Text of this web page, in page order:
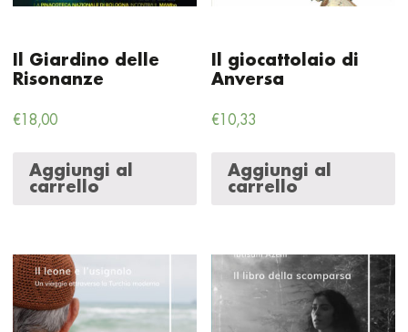
Il Giardino delle
Risonanze
€ 18,00
Aggiungi al
carrello
Il giocattolaio di
Anversa
€ 10,33
Aggiungi al
carrello